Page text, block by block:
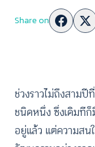
Share on
ช่วงราวไม่ถึงสาม
ชนิดหนึ่ง ซึ่งเดิมที
อยู่แล้ว แต่ความส